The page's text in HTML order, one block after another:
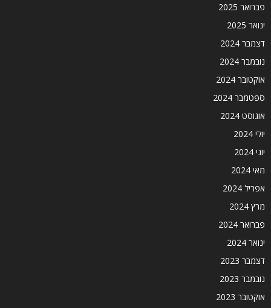
פברואר 2025
ינואר 2025
דצמבר 2024
נובמבר 2024
אוקטובר 2024
ספטמבר 2024
אוגוסט 2024
יולי 2024
יוני 2024
מאי 2024
אפריל 2024
מרץ 2024
פברואר 2024
ינואר 2024
דצמבר 2023
נובמבר 2023
אוקטובר 2023